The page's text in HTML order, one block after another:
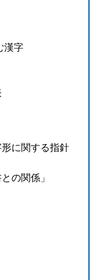
漢字
に関する指針
の関係」